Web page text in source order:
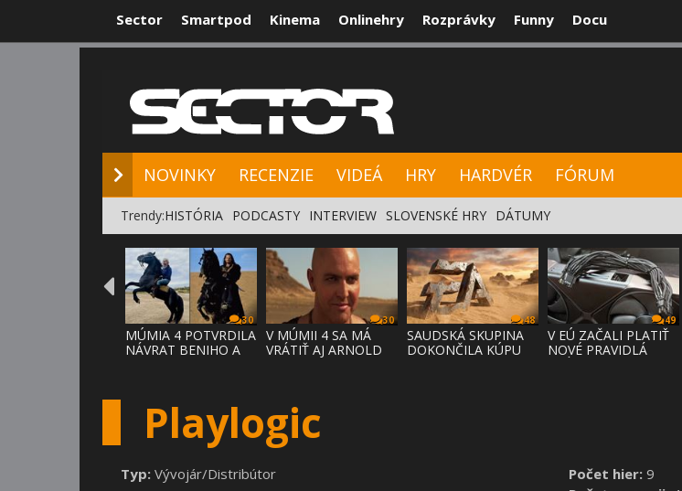
Sector Smartpod Kinema Onlinehry Rozprávky Funny Docu
NOVINKY RECENZIE VIDEÁ HRY HARDVÉR FÓRUM
Trendy:HISTÓRIA PODCASTY INTERVIEW SLOVENSKÉ HRY DÁTUMY
30
MÚMIA 4 POTVRDILA
NÁVRAT BENIHO A
30
V MÚMII 4 SA MÁ
VRÁTIŤ AJ ARNOLD
48
SAUDSKÁ SKUPINA
DOKONČILA KÚPU
49
V EÚ ZAČALI PLATIŤ
NOVÉ PRAVIDLÁ
Playlogic
Počet hier: 9
Typ: Vývojár/Distribútor